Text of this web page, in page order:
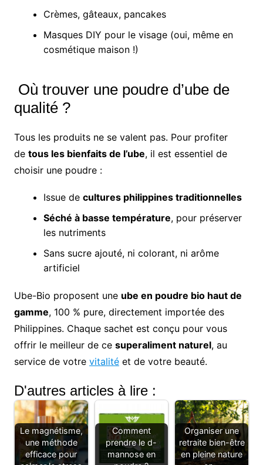
Crèmes, gâteaux, pancakes
Masques DIY pour le visage (oui, même en
cosmétique maison !)
Où trouver une poudre d’ube de
qualité ?
Tous les produits ne se valent pas. Pour profiter
de tous les bienfaits de l’ube, il est essentiel de
choisir une poudre :
Issue de cultures philippines traditionnelles
Séché à basse température, pour préserver
les nutriments
Sans sucre ajouté, ni colorant, ni arôme
artificiel
Ube-Bio proposent une ube en poudre bio haut de
gamme, 100 % pure, directement importée des
Philippines. Chaque sachet est conçu pour vous
offrir le meilleur de ce superaliment naturel, au
service de votre vitalitéet de votre beauté.
D'autres articles à lire :
Le magnétisme,
une méthode
efficace pour
Comment
prendre le d-
mannose en
Organiser une
retraite bien-être
en pleine nature